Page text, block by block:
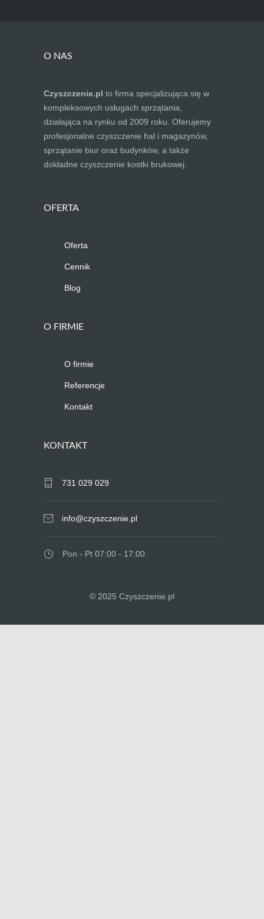
O NAS
Czyszczenie.pl to firma specjalizująca się w
kompleksowych usługach sprzątania,
działająca na rynku od 2009 roku. Oferujemy
profesjonalne czyszczenie hal i magazynów,
sprzątanie biur oraz budynków, a także
dokładne czyszczenie kostki brukowej.
OFERTA
Oferta
Cennik
Blog
O FIRMIE
O firmie
Referencje
Kontakt
KONTAKT
731 029 029
info@czyszczenie.pl
Pon - Pt 07:00 - 17:00
© 2025 Czyszczenie.pl